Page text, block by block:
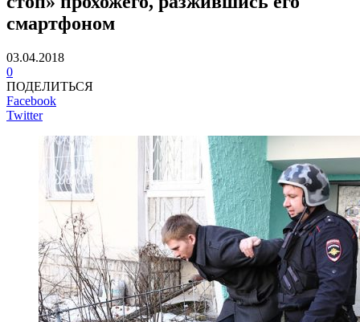
смартфоном
03.04.2018
0
ПОДЕЛИТЬСЯ
Facebook
Twitter